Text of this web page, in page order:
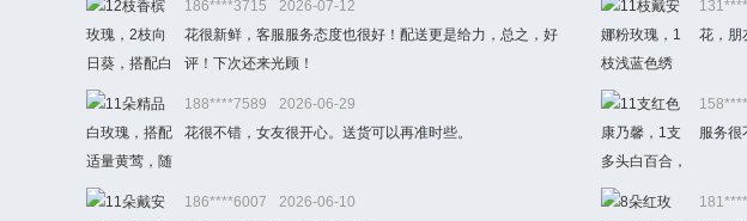
186****3715
2026-07-12
花很新鲜，客服服务态度也很好！配送更是给力，总之，好
评！下次还来光顾！
花，朋
188****7589
2026-06-29
花很不错，女友很开心。送货可以再准时些。
服务很
186****6007
2026-06-10